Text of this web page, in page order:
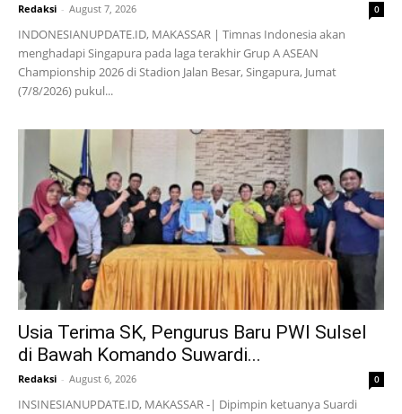
Redaksi - August 7, 2026 0
INDONESIANUPDATE.ID, MAKASSAR | Timnas Indonesia akan
menghadapi Singapura pada laga terakhir Grup A ASEAN
Championship 2026 di Stadion Jalan Besar, Singapura, Jumat
(7/8/2026) pukul...
Usia Terima SK, Pengurus Baru PWI Sulsel
di Bawah Komando Suwardi...
Redaksi - August 6, 2026 0
INSINESIANUPDATE.ID, MAKASSAR -| Dipimpin ketuanya Suardi